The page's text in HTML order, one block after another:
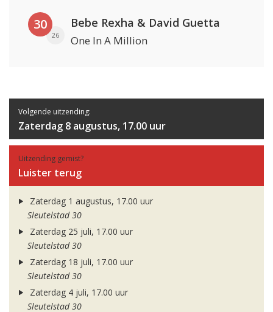
30
26
Bebe Rexha & David Guetta
One In A Million
Volgende uitzending:
Zaterdag 8 augustus, 17.00 uur
Uitzending gemist?
Luister terug
Zaterdag 1 augustus, 17.00 uur
Sleutelstad 30
Zaterdag 25 juli, 17.00 uur
Sleutelstad 30
Zaterdag 18 juli, 17.00 uur
Sleutelstad 30
Zaterdag 4 juli, 17.00 uur
Sleutelstad 30